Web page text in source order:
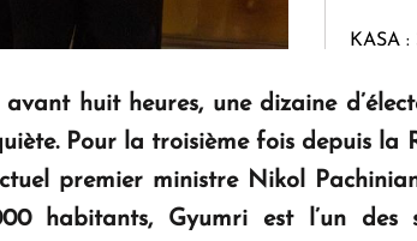
KASA :
Le
huit heures, une dizaine
Pour la troisième fois depuis la
premier ministre Nikol
habitants, Gyumri est l’un des